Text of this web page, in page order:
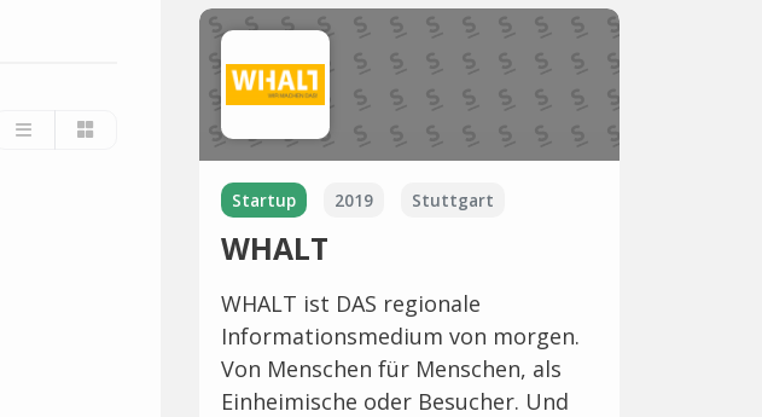
Startup 2019 Stuttgart
WHALT
WHALT ist DAS regionale
Informationsmedium von morgen.
Von Menschen für Menschen, als
Einheimische oder Besucher. Und